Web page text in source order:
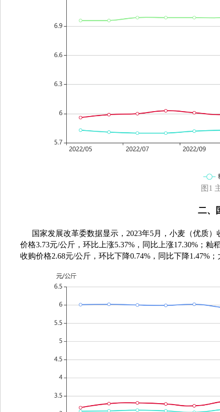
图1
二、
国家发展改革委数据显示，2023年5月，小麦（优质
价格3.73元/公斤，环比 上涨5.37% ，同比 上涨17.30% ；籼
收购价格2.68元/公斤，环比下降0.74% ，同比下降1.47%